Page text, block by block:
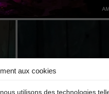
aux cookies
utilisons des technologies